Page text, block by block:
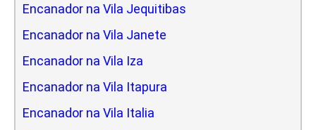
Encanador na Vila Jequitibas
Encanador na Vila Janete
Encanador na Vila Iza
Encanador na Vila Itapura
Encanador na Vila Italia